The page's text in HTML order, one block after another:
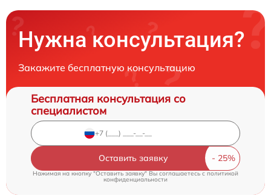
Нужна консультация?
Закажите бесплатную консультацию
Бесплатная консультация со
специалистом
Оставить заявку
Нажимая на кнопку "Оставить заявку" Вы соглашаетесь cполитикой
конфиденциальности